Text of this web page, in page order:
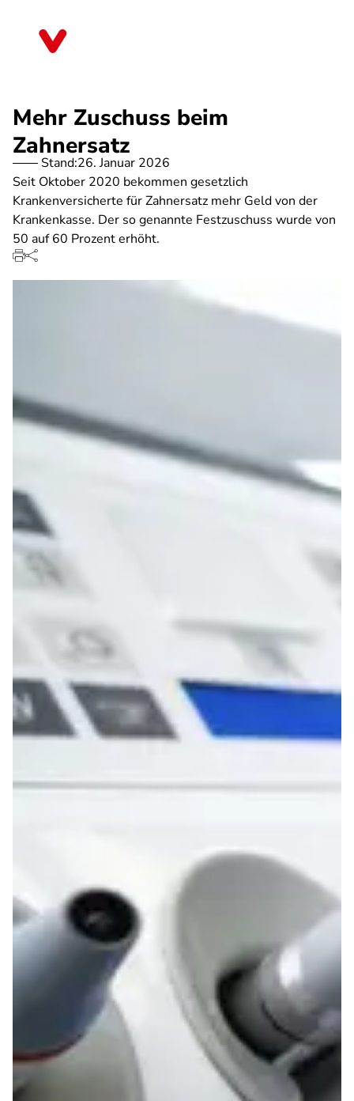
Mehr Zuschuss beim
Zahnersatz
Stand:26. Januar 2026
Seit Oktober 2020 bekommen gesetzlich
Krankenversicherte für Zahnersatz mehr Geld von der
Krankenkasse. Der so genannte Festzuschuss wurde von
50 auf 60 Prozent erhöht.